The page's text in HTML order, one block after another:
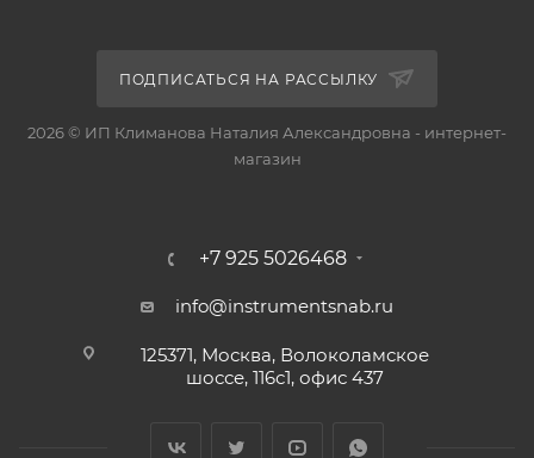
ПОДПИСАТЬСЯ НА РАССЫЛКУ
2026 © ИП Климанова Наталия Александровна - интернет-
магазин
+7 925 5026468
info@instrumentsnab.ru
125371, Москва, Волоколамское
шоссе, 116с1, офис 437